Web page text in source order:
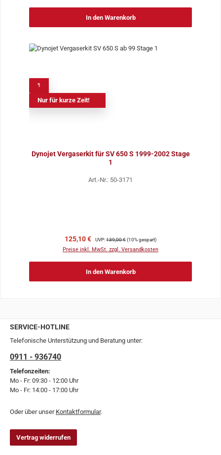
In den Warenkorb
Nur für kurze Zeit!
Dynojet Vergaserkit für SV 650 S 1999-2002 Stage
1
Art.-Nr.: 50-3171
Verkaufspreis:
125,10 € Regulärer Preis:
UVP:139,00 €(10% gespart)
Preise inkl. MwSt. zzgl. Versandkosten
In den Warenkorb
SERVICE-HOTLINE
Telefonische Unterstützung und Beratung unter:
0911 - 936740
Telefonzeiten:
Mo - Fr: 09:30 - 12:00 Uhr
Mo - Fr: 14:00 - 17:00 Uhr
Oder über unser Kontaktformular.
Vertrag widerrufen